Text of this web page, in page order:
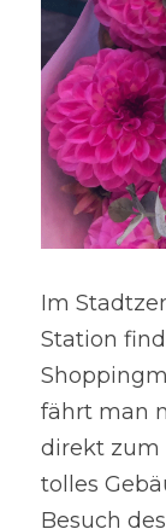
Im
Station
fährt man
direkt zum
tolles
Besuch